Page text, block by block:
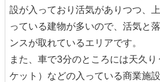
設が入っており活気がありつつ、
っている建物が多いので、活気と
ンスが取れているエリアです。
また、車で3分のところには天久
ケット）などの入っている商業施